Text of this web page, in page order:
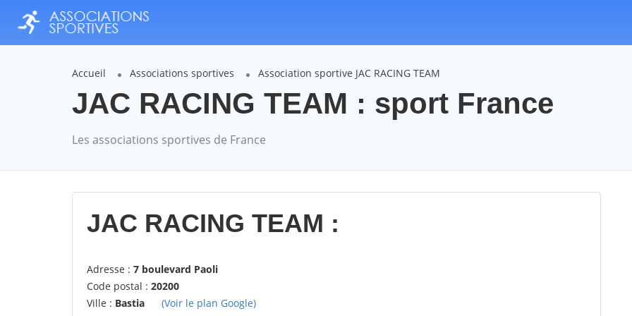
Accueil Associations sportives Association sportive JAC RACING TEAM
JAC RACING TEAM : sport France
Les associations sportives de France
JAC RACING TEAM :
Adresse : 7 boulevard Paoli
Code postal : 20200
Ville : Bastia
(Voir le plan Google)